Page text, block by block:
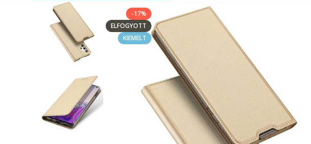
-17%
ELFOGYOTT
KIEMELT